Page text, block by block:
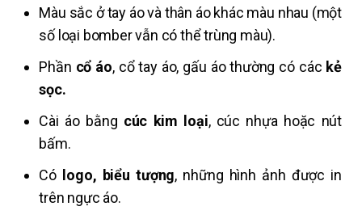
Màu sắc ở tay áo và thân áo khác màu nhau (một
số loại bomber vẫn có thể trùng màu).
Phần cổ áo, cổ tay áo, gấu áo thường có các kẻ
sọc.
Cài áo bằng cúc kim loại, cúc nhựa hoặc nút
bấm.
Có
logo, biểu tượng, những hình ảnh được in
trên ngực áo.